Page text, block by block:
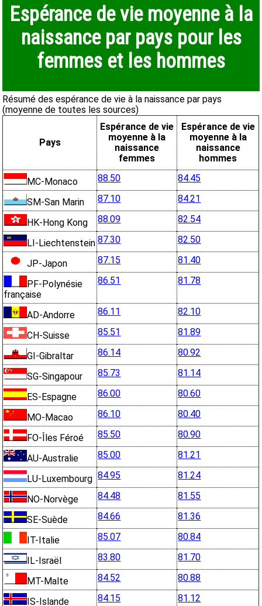
Espérance de vie moyenne à la
naissance par pays pour les
femmes et les hommes
Résumé des espérance de vie à la naissance par pays
(moyenne de toutes les sources)
Pays
Espérance de vie
moyenne à la
naissance
femmes
Espérance de vie
moyenne à la
naissance
hommes
MC-Monaco 88.50 84.45
SM-San Marin 87.10 84.21
HK-Hong Kong 88.09 82.54
LI-Liechtenstein 87.30 82.50
JP-Japon 87.15 81.40
PF-Polynésie
française
86.51 81.78
AD-Andorre 86.11 82.10
CH-Suisse 85.51 81.89
GI-Gibraltar 86.14 80.92
SG-Singapour 85.73 81.14
ES-Espagne 86.00 80.60
MO-Macao 86.10 80.40
FO-Îles Féroé 85.50 80.90
AU-Australie 85.00 81.21
LU-Luxembourg 84.95 81.24
NO-Norvège 84.48 81.55
SE-Suède 84.66 81.36
IT-Italie 85.07 80.84
IL-Israël 83.80 81.70
MT-Malte 84.52 80.88
IS-Islande 84.15 81.12